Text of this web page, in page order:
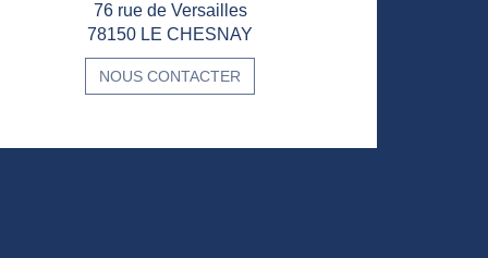
76 rue de Versailles
78150 LE CHESNAY
NOUS CONTACTER